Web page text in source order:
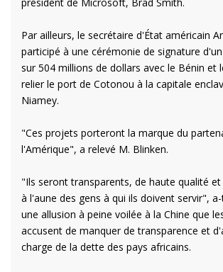
Par ailleurs, le secrétaire d'État américain
participé à une cérémonie de signature
sur 504 millions de dollars avec le Bénin et
relier le port de Cotonou à la capitale
Niamey.
"Ces projets porteront la marque du
l'Amérique", a relevé M. Blinken.
"Ils seront transparents, de haute qualité
à l'aune des gens à qui ils doivent servir",
une allusion à peine voilée à la Chine que
accusent de manquer de transparence et
charge de la dette des pays africains.